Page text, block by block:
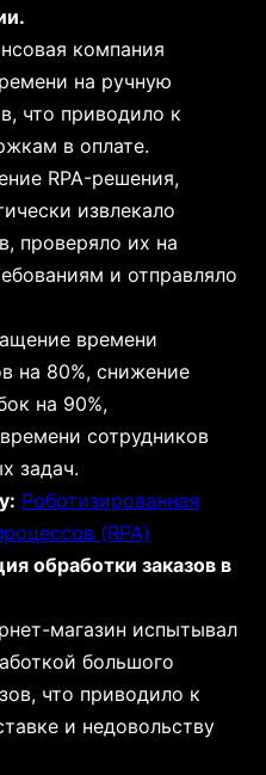
компания
на ручную
что приводило к
в оплате.
RPA-решения,
извлекало
проверяло их на
и отправляло
времени
на 80%, снижение
на 90%,
сотрудников
задач.
Роботизированная
(RPA)
обработки заказов в
магазин испытывал
большого
что приводило к
и недовольству